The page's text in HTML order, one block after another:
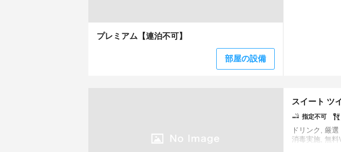
プレミアム【連泊不可】
部屋の設備
スイート ツ
指定不可
ドリンク, 厳